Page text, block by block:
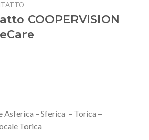
COOPERVISION
Asferica – Sferica – Torica –
Torica